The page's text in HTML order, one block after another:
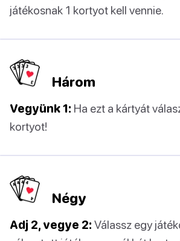
játékosnak 1 kortyot kell vennie.
Három
Vegyünk 1: Ha ezt a kártyát
kortyot!
Négy
Adj 2, vegye 2: Válassz egy